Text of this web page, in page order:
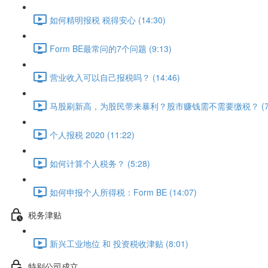
如何精明报税 税得安心 (14:30)
Form BE最常问的7个问题 (9:13)
营业收入可以自己报税吗？ (14:46)
马股刷新高，为股民带来暴利？股市赚钱需不需要缴税？
个人报税 2020 (11:22)
如何计算个人税务？ (5:28)
如何申报个人所得税：Form BE (14:07)
税务津贴
新兴工业地位 和 投资税收津贴 (8:01)